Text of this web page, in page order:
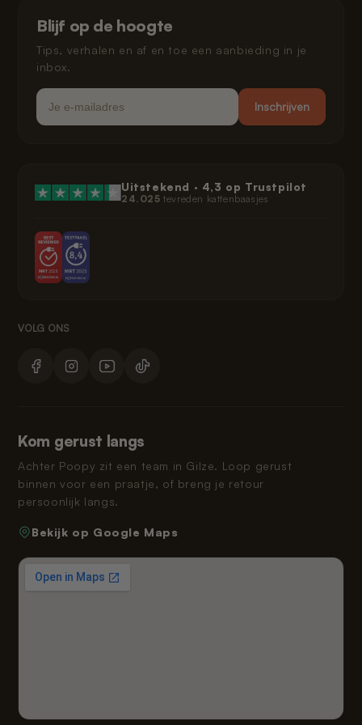
Klarna privacybeleid
Juridisch
Blijf op de hoogte
Tips, verhalen en af en toe een aanbieding in je
inbox.
Email
Inschrijven
Uitstekend · 4,3 op Trustpilot
24.025 tevreden kattenbaasjes
Kom gerust langs
Achter Poopy zit een team in Gilze. Loop gerust
binnen voor een praatje, of breng je retour
persoonlijk langs.
Bekijk op Google Maps